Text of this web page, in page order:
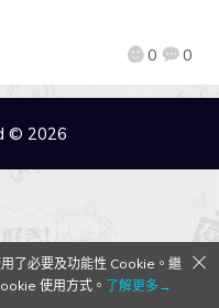
0 0
© 2026
了必要及功能性 Cookie。繼
使用方式。 了解更多→